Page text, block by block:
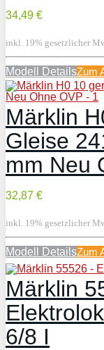
34,49 €
inkl. 19% gesetzlicher
Modell DetailsZum
Märklin
Gleise
mm Neu
32,87 €
inkl. 19% gesetzlicher
Modell DetailsZum
Märklin
6/8 I